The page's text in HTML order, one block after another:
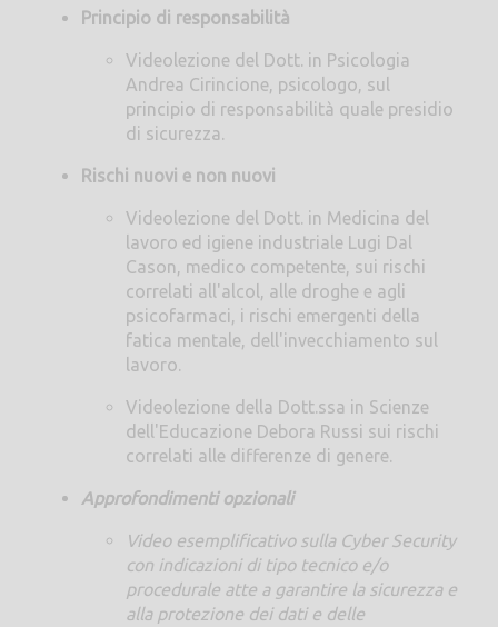
Principio di responsabilità
Videolezione del Dott. in Psicologia
Andrea Cirincione, psicologo, sul
principio di responsabilità quale presidio
di sicurezza.
Rischi nuovi e non nuovi
Videolezione del Dott. in Medicina del
lavoro ed igiene industriale Lugi Dal
Cason, medico competente, sui rischi
correlati all'alcol, alle droghe e agli
psicofarmaci, i rischi emergenti della
fatica mentale, dell'invecchiamento sul
lavoro.
Videolezione della Dott.ssa in Scienze
dell'Educazione Debora Russi sui rischi
correlati alle differenze di genere.
Approfondimenti opzionali
Video esemplificativo sulla Cyber Security
con indicazioni di tipo tecnico e/o
procedurale atte a garantire la sicurezza e
alla protezione dei dati e delle